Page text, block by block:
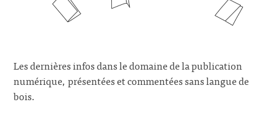
Les dernières infos dans le domaine de la publication
numérique, présentées et commentées sans langue de
bois.